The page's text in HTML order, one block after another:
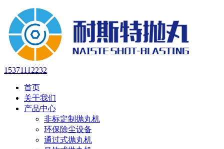
15371112232
首页
关于我们
产品中心
非标定制抛丸机
环保除尘设备
通过式抛丸机